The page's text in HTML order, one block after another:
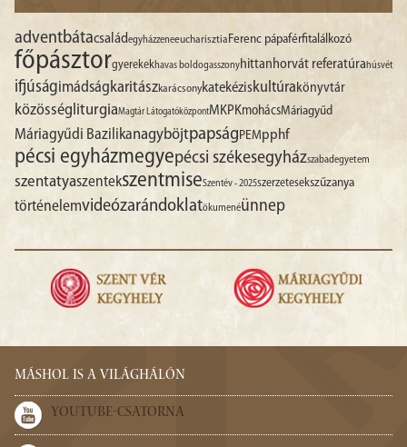
adventbátacsaládegyházzeneeucharisztiaFerenc pápaférfitalálkozó
főpásztorgyerekekhavas boldogasszonyhittanhorvát referatúrahúsvét
ifjúságimádságkaritászkarácsonykatekéziskultúrakönyvtár
közösségliturgiaMagtár LátogatóközpontMKPKmohácsMáriagyűd
Máriagyűdi BazilikanagyböjtpapságPEMpphf
pécsi egyházmegyepécsi székesegyházszabadegyetem
szentatyaszentekszentmiseSzentév - 2025szerzetesekszűzanya
történelemvideózarándoklatökumenéünnep
MÁSHOL IS A VILÁGHÁLÓN
YOUTUBE-CSATORNA